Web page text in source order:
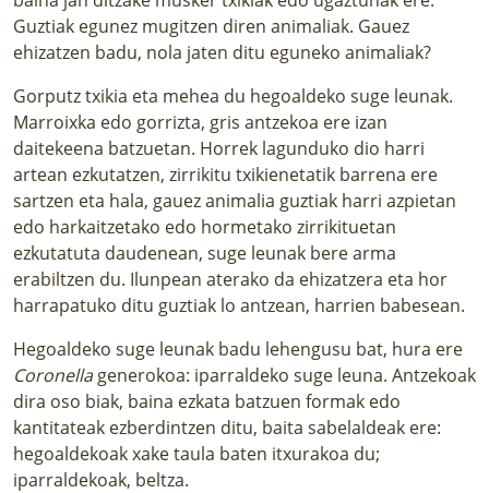
Guztiak egunez mugitzen diren animaliak. Gauez
ehizatzen badu, nola jaten ditu eguneko animaliak?
Gorputz txikia eta mehea du hegoaldeko suge leunak.
Marroixka edo gorrizta, gris antzekoa ere izan
daitekeena batzuetan. Horrek lagunduko dio harri
artean ezkutatzen, zirrikitu txikienetatik barrena ere
sartzen eta hala, gauez animalia guztiak harri azpietan
edo harkaitzetako edo hormetako zirrikituetan
ezkutatuta daudenean, suge leunak bere arma
erabiltzen du. Ilunpean aterako da ehizatzera eta hor
harrapatuko ditu guztiak lo antzean, harrien babesean.
Hegoaldeko suge leunak badu lehengusu bat, hura ere
Coronellagenerokoa: iparraldeko suge leuna. Antzekoak
dira oso biak, baina ezkata batzuen formak edo
kantitateak ezberdintzen ditu, baita sabelaldeak ere:
hegoaldekoak xake taula baten itxurakoa du;
iparraldekoak, beltza.